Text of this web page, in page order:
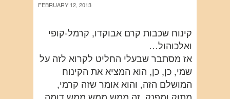
FEBRUARY 12, 2013
קינוח שכבות קרם אבוקדו, קרמל-קופי
ואלכוהול…
אז מסתבר שבעלי החליט לקרוא לזה על
שמי, כן, כן, הוא המציא את הקינוח
המושלם הזה, והוא אומר שזה קרמי,